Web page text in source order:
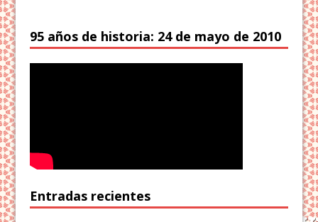
95 años de historia: 24 de mayo de 2010
Entradas recientes